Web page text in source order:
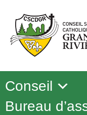
Conseil
Bureau